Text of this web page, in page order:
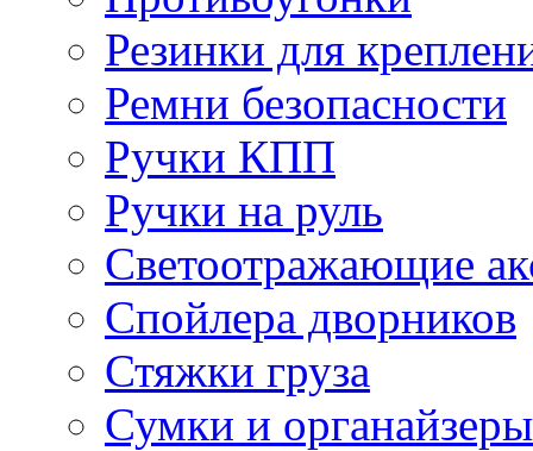
Резинки для
Ремни безопасности
Ручки КПП
Ручки на руль
Светоотражающие
Спойлера дворников
Стяжки груза
Сумки и органайзеры